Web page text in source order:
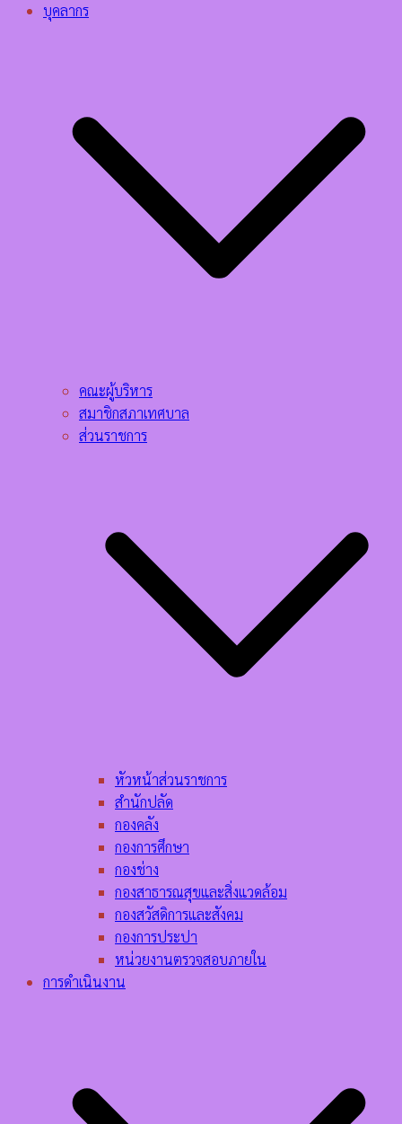
บุคลากร
คณะผู้บริหาร
สมาชิกสภาเทศบาล
ส่วนราชการ
หัวหน้าส่วนราชการ
สำนักปลัด
กองคลัง
กองการศึกษา
กองช่าง
กองสาธารณสุขและสิ่งแวดล้อม
กองสวัสดิการและสังคม
กองการประปา
หน่วยงานตรวจสอบภายใน
การดำเนินงาน